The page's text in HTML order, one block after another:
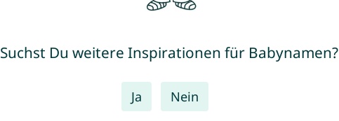
Suchst Du weitere Inspirationen für Babynamen?
Ja Nein